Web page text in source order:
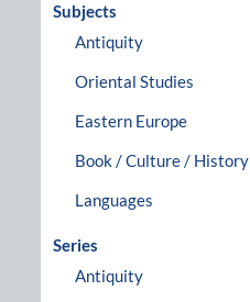
Subjects
Antiquity
Oriental Studies
Eastern Europe
Book / Culture / History
Languages
Series
Antiquity